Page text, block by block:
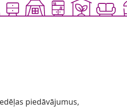
piedāvājumus,